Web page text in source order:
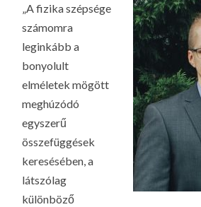
G
O
KI
G
„A fizika szépsége
számomra
leginkább a
bonyolult
elméletek mögött
meghúzódó
egyszerű
összefüggések
keresésében, a
látszólag
különböző